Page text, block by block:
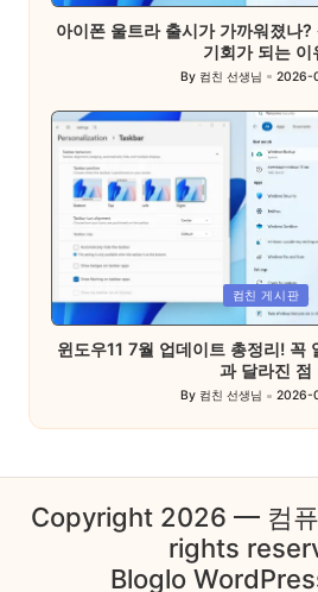
아이폰 울트라 출시가 가까워졌나
기회가 되는 이
Posted
By 컴친 선생님 2026-
Posted
in
컴친 게시판
윈도우11 7월 업데이트 총정리! 꼭
과 달라진 점
Posted
by
By 컴친 선생님 2026-
Copyright 2026 — 컴퓨
rights
Bloglo